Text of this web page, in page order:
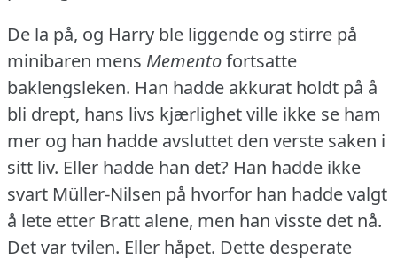
De la på, og Harry ble liggende og stirre på
minibaren mens Mementofortsatte
baklengsleken. Han hadde akkurat holdt på å
bli drept, hans livs kjærlighet ville ikke se ham
mer og han hadde avsluttet den verste saken i
sitt liv. Eller hadde han det? Han hadde ikke
svart Müller-Nilsen på hvorfor han hadde valgt
å lete etter Bratt alene, men han visste det nå.
Det var tvilen. Eller håpet. Dette desperate